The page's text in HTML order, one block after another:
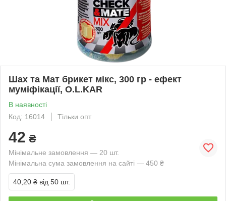
Шах та Мат брикет мікс, 300 гр - ефект
муміфікації, O.L.KAR
В наявності
Код: 16014
Тільки опт
42 ₴
Мінімальне замовлення — 20 шт.
Мінімальна сума замовлення на сайті — 450 ₴
40,20 ₴ від 50 шт.